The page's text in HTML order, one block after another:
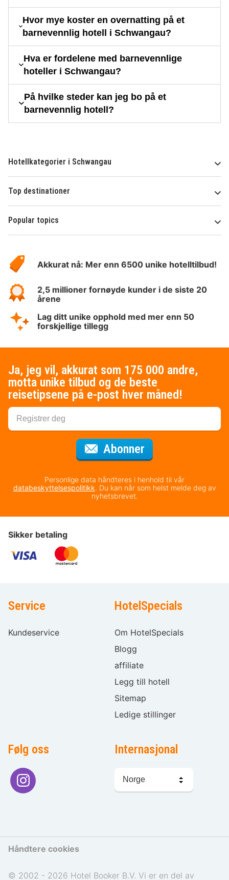
Hvor mye koster en overnatting på et
barnevennlig hotell i Schwangau?
Hva er fordelene med barnevennlige
hoteller i Schwangau?
På hvilke steder kan jeg bo på et
barnevennlig hotell?
Hotellkategorier i Schwangau
Top destinationer
Popular topics
Hotelspecials
Akkurat nå: Mer enn 6500 unike hotelltilbud!
2,5 millioner fornøyde kunder i de siste 20
årene
Lag ditt unike opphold med mer enn 50
forskjellige tillegg
Ja, jeg vil, akkurat som 175 000 andre,
motta unike tilbud og de beste
reisetipsene på e-post hver måned!
Abonner
Personlige data håndteres i henhold til vår
databeskyttelsespolitikk. Du kan når som helst melde deg av
nyhetsbrevet.
Sikker betaling
Service
Kundeservice
HotelSpecials
Om HotelSpecials
Blogg
affiliate
Legg till hotell
Sitemap
Ledige stillinger
Følg oss Internasjonal
Håndtere cookies
© 2002 - 2026 Hotel Booker B.V. Vi er en del av